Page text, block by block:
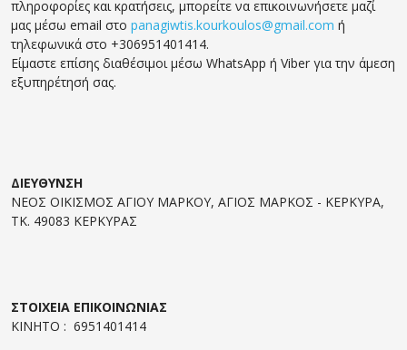
πληροφορίες και κρατήσεις, μπορείτε να επικοινωνήσετε μαζί
μας μέσω email στο panagiwtis.kourkoulos@gmail.com ή
τηλεφωνικά στο +306951401414.
Είμαστε επίσης διαθέσιμοι μέσω WhatsApp ή Viber για την άμεση
εξυπηρέτησή σας.
ΔΙΕΥΘΥΝΣΗ
ΝΕΟΣ ΟΙΚΙΣΜΟΣ ΑΓΙΟΥ ΜΑΡΚΟΥ, ΑΓΙΟΣ ΜΑΡΚΟΣ - ΚΕΡΚΥΡΑ,
ΤΚ. 49083 ΚΕΡΚΥΡΑΣ
ΣΤΟΙΧΕΙΑ ΕΠΙΚΟΙΝΩΝΙΑΣ
ΚΙΝΗΤΟ : 6951401414